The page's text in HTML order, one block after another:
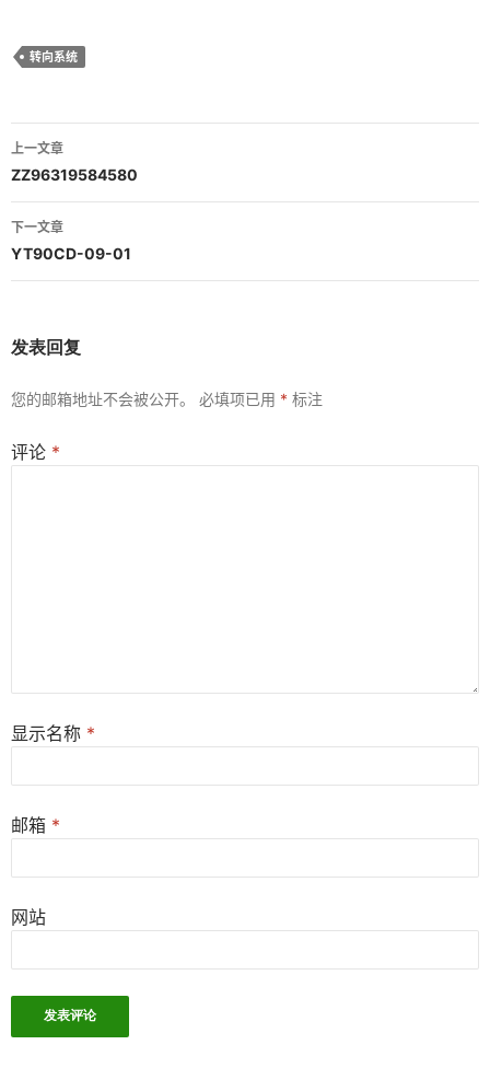
转向系统
文
章
导
航
上一文章
ZZ96319584580
下一文章
YT90CD-09-01
发表回复
您的邮箱地址不会被公开。 必填项已用 * 标注
评论 *
显示名称 *
邮箱 *
网站